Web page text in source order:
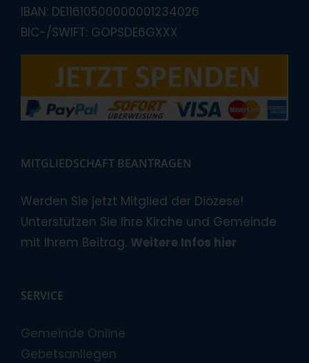
IBAN: DE11610500000001234026
BIC-/SWIFT: GOPSDE6GXXX
MITGLIEDSCHAFT BEANTRAGEN
Werden Sie jetzt Mitglied der Diözese!
Unterstützen Sie Ihre Kirche und Gemeinde
mit Ihrem Beitrag. Weitere Infos hier
SERVICE
Gemeinde Online
Gebetsanliegen